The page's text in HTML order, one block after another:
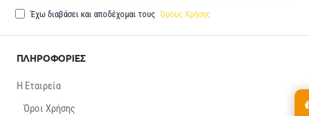
Έχω διαβάσει και αποδέχομαι τους Όρους Χρήσης
ΠΛΗΡΟΦΟΡΙΕΣ
Η Εταιρεία
Όροι Χρήσης